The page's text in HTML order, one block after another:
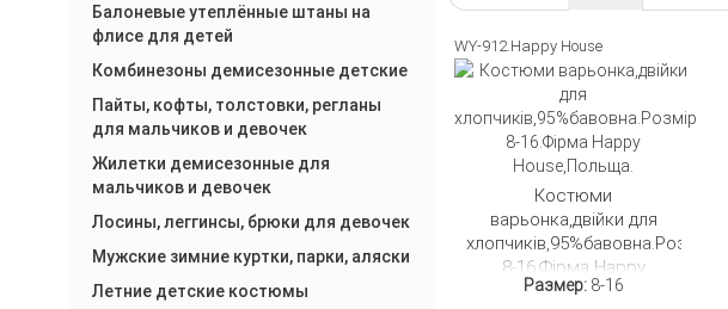
Балоневые утеплённые штаны на
флисе для детей
Комбинезоны демисезонные детские
Пайты, кофты, толстовки, регланы
для мальчиков и девочек
Жилетки демисезонные для
мальчиков и девочек
Лосины, леггинсы, брюки для девочек
Мужские зимние куртки, парки, аляски
Летние детские костюмы
WY-912.Happy House
Костюми
варьонка,двійки для
хлопчиків,95%бавовна.Розмір
8-16.Фірма Happy
House,Польща.
Размер: 8-16